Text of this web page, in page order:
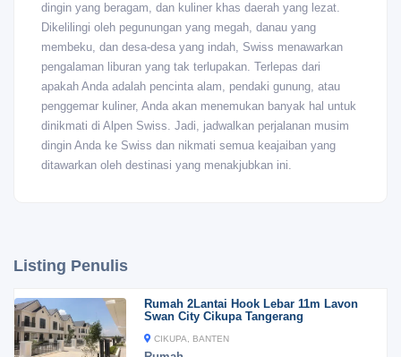
dingin yang beragam, dan kuliner khas daerah yang lezat.
Dikelilingi oleh pegunungan yang megah, danau yang
membeku, dan desa-desa yang indah, Swiss menawarkan
pengalaman liburan yang tak terlupakan. Terlepas dari
apakah Anda adalah pencinta alam, pendaki gunung, atau
penggemar kuliner, Anda akan menemukan banyak hal untuk
dinikmati di Alpen Swiss. Jadi, jadwalkan perjalanan musim
dingin Anda ke Swiss dan nikmati semua keajaiban yang
ditawarkan oleh destinasi yang menakjubkan ini.
Listing Penulis
Rumah 2Lantai Hook Lebar 11m Lavon
Swan City Cikupa Tangerang
CIKUPA, BANTEN